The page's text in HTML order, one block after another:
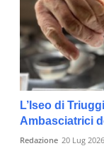
L’Iseo di
Ambasciatrici
Redazione 20 Lug